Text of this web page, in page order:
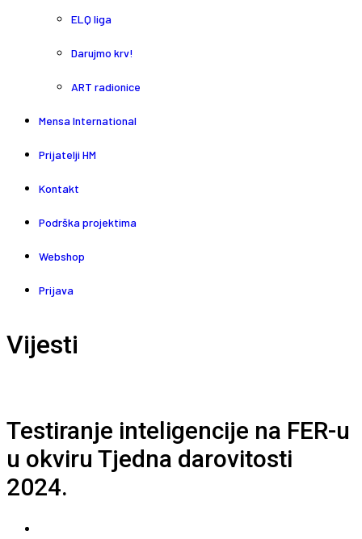
ELQ liga
Darujmo krv!
ART radionice
Mensa International
Prijatelji HM
Kontakt
Podrška projektima
Webshop
Prijava
Vijesti
Testiranje inteligencije na FER-u
u okviru Tjedna darovitosti
2024.